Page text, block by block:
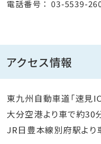
電話番号
03-5539-
アクセス情報
東九州自動車道「速見
大分空港より車で約30
JR日豊本線別府駅より